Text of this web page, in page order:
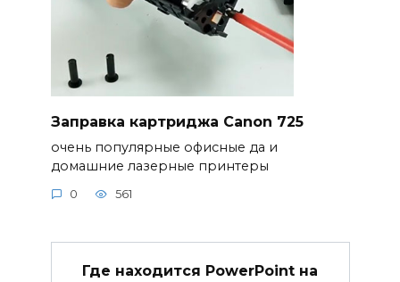
Заправка картриджа Canon 725
очень популярные офисные да и
домашние лазерные принтеры
0 561
Где находится PowerPoint на